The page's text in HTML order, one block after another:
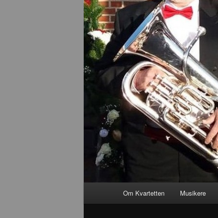
Fortsæt
Om Kvartetten Musikere